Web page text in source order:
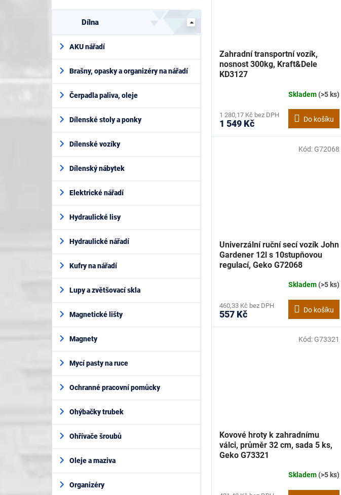
Dílna
AKU nářadí
Brašny, opasky a organizéry na nářadí
Čerpadla paliva, oleje
Dílenské stoly a ponky
Dílenské vozíky
Dílenský nábytek
Elektrické nářadí
Hydraulické lisy
Hydraulické nářadí
Kufry na nářadí
Lupy a zvětšovací skla
Magnetické lišty
Magnety
Mycí pasty na ruce
Ochranné pracovní pomůcky
Ohýbačky trubek
Ohřívače šroubů
Oleje a maziva
Organizéry
Zahradní transportní vozík,
nosnost 300kg, Kraft&Dele
KD3127
Skladem(>5 ks)
1 280,17 Kč bez DPH
1 549 Kč Do košíku
Univerzální ruční secí vozík John
Gardener 12l s 10stupňovou
regulací, Geko G72068
Skladem(>5 ks)
460,33 Kč bez DPH
557 Kč Do košíku
Kód: G72068
Kovové hroty k zahradnímu
válci, průměr 32 cm, sada 5 ks,
Geko G73321
Skladem(>5 ks)
Kód: G73321